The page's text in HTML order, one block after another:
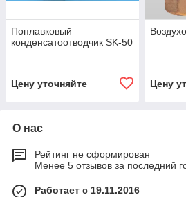
Поплавковый
конденсатоотводчик SK-50
Цену уточняйте Цену
О нас
Рейтинг не сформирован
Менее 5 отзывов за последний
Работает с 19.11.2016